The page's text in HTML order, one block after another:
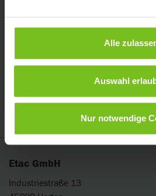
Alle
Auswahl
Nur notwendige
Klaxon Twist
Mobilität neu definiert! Egal, wo Sie
Etac GmbH
Industriestraße 13